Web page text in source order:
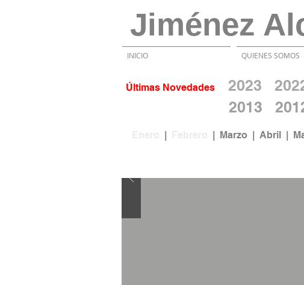
Jiménez
INICIO QUIENES SOMOS
Últimas Novedades 2023 20
2013
| | Marzo | Abril |